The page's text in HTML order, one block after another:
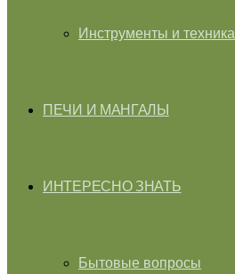
Инструменты и техника
ПЕЧИ И МАНГАЛЫ
ИНТЕРЕСНО ЗНАТЬ
Бытовые вопросы